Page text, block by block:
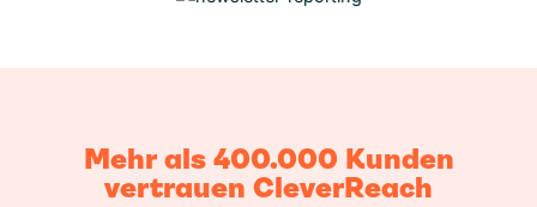
Mehr als 400.000 Kunden
vertrauen CleverReach